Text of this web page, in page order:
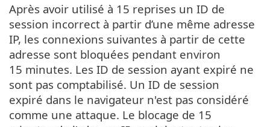
Après avoir utilisé à 15 reprises un ID de
session incorrect à partir d’une même adresse
IP, les connexions suivantes à partir de cette
adresse sont bloquées pendant environ
15 minutes. Les ID de session ayant expiré ne
sont pas comptabilisé. Un ID de session
expiré dans le navigateur n'est pas considéré
comme une attaque. Le blocage de 15